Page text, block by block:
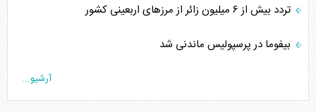
تردد بیش از ۶ میلیون زائر از مرزهای اربعینی کشور
بیفوما در پرسپولیس ماندنی شد
آرشیو...